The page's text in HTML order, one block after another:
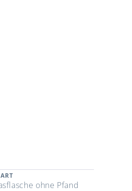
ohne Pfand